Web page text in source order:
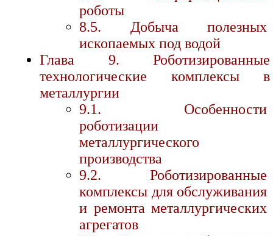
роботы
8.5. Добыча полезных
ископаемых под водой
Глава 9. Роботизированные
технологические комплексы в
металлургии
9.1. Особенности
роботизации
металлургического
производства
9.2. Роботизированные
комплексы для обслуживания
и ремонта металлургических
агрегатов